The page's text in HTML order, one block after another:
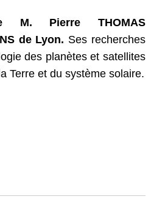
M. Pierre THOMAS
de Lyon. Ses recherches
des planètes et satellites
Terre et du système solaire.